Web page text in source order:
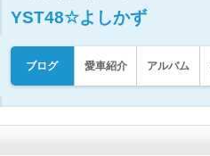
YST48☆よしかず
ブログ 愛車紹介 アルバム